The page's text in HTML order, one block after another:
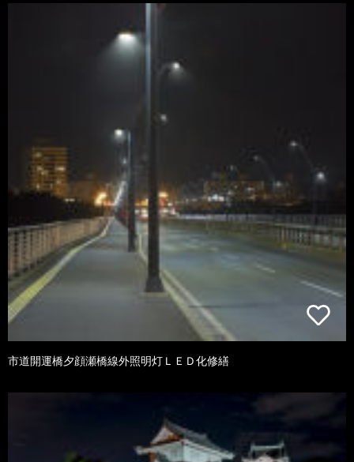
市道開運橋夕顔瀬橋線外照明灯ＬＥＤ化修繕